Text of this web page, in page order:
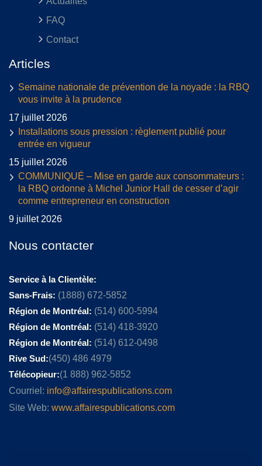
FAQ
Contact
Articles
Semaine nationale de prévention de la noyade : la RBQ
vous invite à la prudence
17 juillet 2026
Installations sous pression : règlement publié pour
entrée en vigueur
15 juillet 2026
COMMUNIQUÉ – Mise en garde aux consommateurs :
la RBQ ordonne à Michel Junior Hall de cesser d’agir
comme entrepreneur en construction
9 juillet 2026
Nous contacter
Service à la Clientèle:
Sans-Frais: (1888) 672-5852
Région de Montréal: (514) 600-5994
Région de Montréal: (514) 418-3920
Région de Montréal: (514) 612-0498
Rive Sud:(450) 486 4979
Télécopieur:(1 888) 962-5852
Courriel: info@affairespublications.com
Site Web: www.affairespublications.com